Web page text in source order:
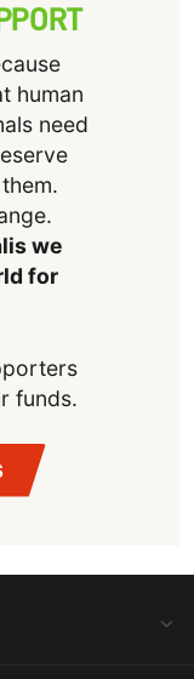
human
need
we
for
funds.